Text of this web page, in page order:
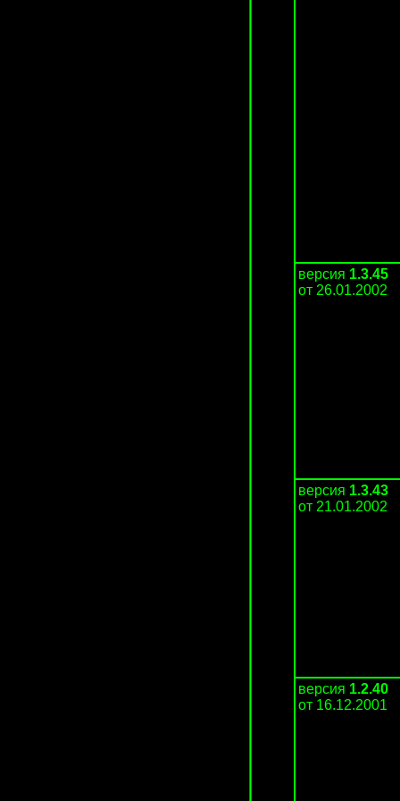
версия 1.3.45
от 26.01.2002
версия 1.3.43
от 21.01.2002
версия 1.2.40
от 16.12.2001